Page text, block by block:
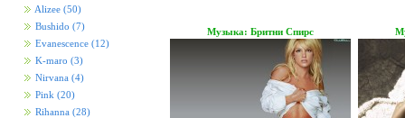
Alizee (50)
Bushido (7)
Evanescence (12)
K-maro (3)
Nirvana (4)
Pink (20)
Rihanna (28)
Музыка: Бритни Спирс